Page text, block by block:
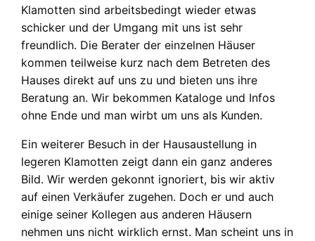
Klamotten sind arbeitsbedingt wieder etwas
schicker und der Umgang mit uns ist sehr
freundlich. Die Berater der einzelnen Häuser
kommen teilweise kurz nach dem Betreten des
Hauses direkt auf uns zu und bieten uns ihre
Beratung an. Wir bekommen Kataloge und Infos
ohne Ende und man wirbt um uns als Kunden.
Ein weiterer Besuch in der Hausaustellung in
legeren Klamotten zeigt dann ein ganz anderes
Bild. Wir werden gekonnt ignoriert, bis wir aktiv
auf einen Verkäufer zugehen. Doch er und auch
einige seiner Kollegen aus anderen Häusern
nehmen uns nicht wirklich ernst. Man scheint uns in